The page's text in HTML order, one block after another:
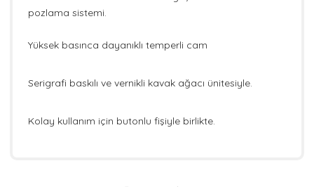
pozlama sistemi.
Yüksek basınca dayanıklı temperli cam
Serigrafi baskılı ve vernikli kavak ağacı ünitesiyle.
Kolay kullanım için butonlu fişiyle birlikte.